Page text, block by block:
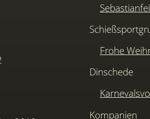
Frohe
Dinschede
Kompanien